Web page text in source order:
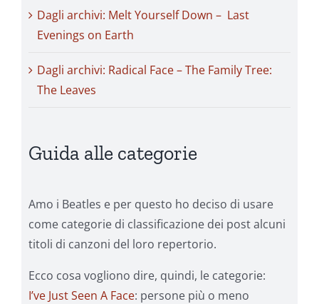
Dagli archivi: Melt Yourself Down – Last
Evenings on Earth
Dagli archivi: Radical Face – The Family Tree:
The Leaves
Guida alle categorie
Amo i Beatles e per questo ho deciso di usare
come categorie di classificazione dei post alcuni
titoli di canzoni del loro repertorio.
Ecco cosa vogliono dire, quindi, le categorie:
I’ve Just Seen A Face: persone più o meno